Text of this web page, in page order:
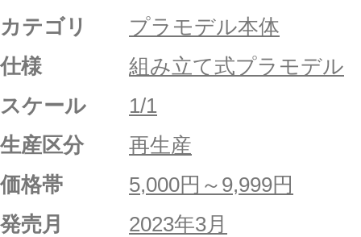
カテゴリ
プラモデル本体
仕様
組み立て式プラモデル
スケール
1/1
生産区分
再生産
価格帯
5,000円～9,999円
発売月
2023年3月